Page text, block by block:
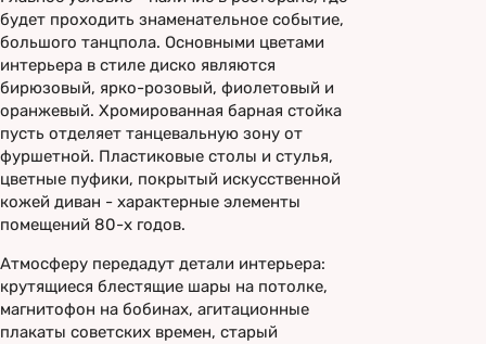
будет проходить знаменательное событие,
большого танцпола. Основными цветами
интерьера в стиле диско являются
бирюзовый, ярко-розовый, фиолетовый и
оранжевый. Хромированная барная стойка
пусть отделяет танцевальную зону от
фуршетной. Пластиковые столы и стулья,
цветные пуфики, покрытый искусственной
кожей диван - характерные элементы
помещений 80-х годов.
Атмосферу передадут детали интерьера:
крутящиеся блестящие шары на потолке,
магнитофон на бобинах, агитационные
плакаты советских времен, старый